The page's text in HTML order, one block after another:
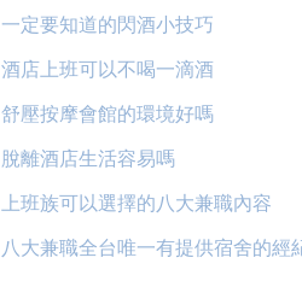
一定要知道的閃酒小技巧
酒店上班可以不喝一滴酒
舒壓按摩會館的環境好嗎
脫離酒店生活容易嗎
上班族可以選擇的八大兼職內容
八大兼職全台唯一有提供宿舍的經